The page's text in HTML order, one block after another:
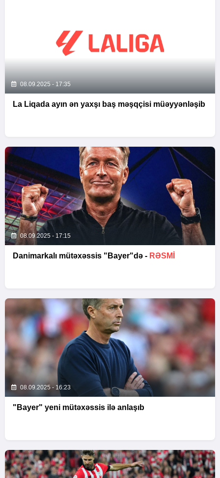
08.09.2025 - 17:35
La Liqada ayın ən yaxşı baş məşqçisi müəyyənləşib
08.09.2025 - 17:15
Danimarkalı mütəxəssis "Bayer"də - RƏSMI
08.09.2025 - 16:23
"Bayer" yeni mütəxəssis ilə anlaşıb